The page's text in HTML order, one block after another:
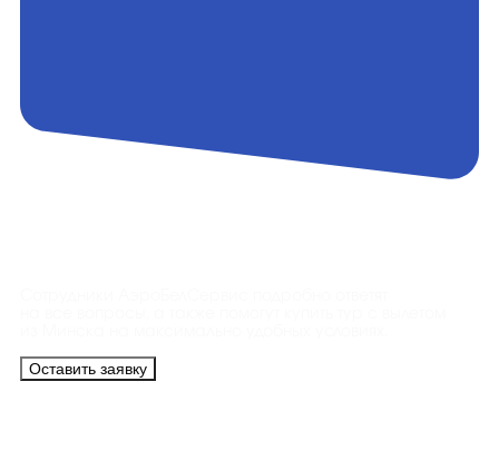
Оставить заявку